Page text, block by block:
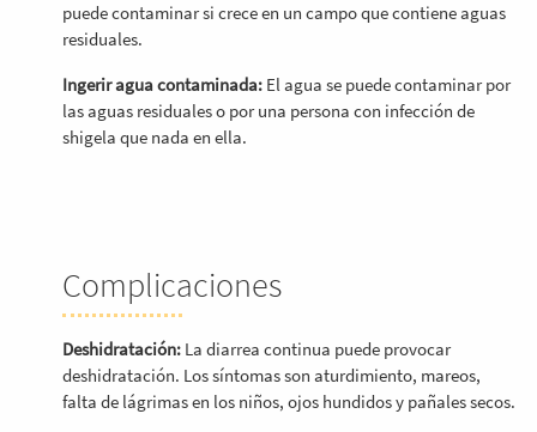
puede contaminar si crece en un campo que contiene aguas
residuales.
Ingerir agua contaminada: El agua se puede contaminar por
las aguas residuales o por una persona con infección de
shigela que nada en ella.
Complicaciones
Deshidratación: La diarrea continua puede provocar
deshidratación. Los síntomas son aturdimiento, mareos,
falta de lágrimas en los niños, ojos hundidos y pañales secos.